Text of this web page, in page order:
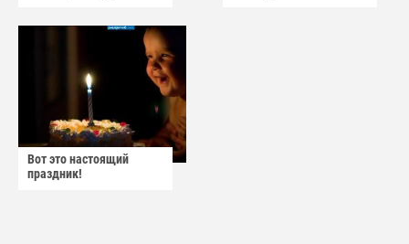
Вот это настоящий
праздник!